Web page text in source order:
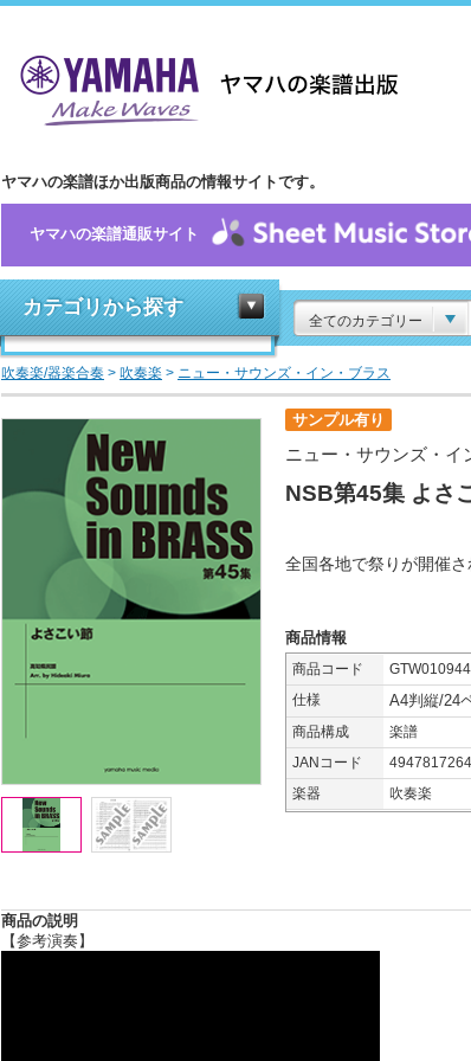
ヤマハの楽譜ほか出版商品の情報サイトです。
ヤマハの楽譜通販サイト
カテゴリから探す
全てのカテゴリー
吹奏楽/器楽合奏 > 吹奏楽 > ニュー・サウンズ・イン・ブラス
サンプル有り
ニュー・サウンズ・イ
NSB第45集 よさ
全国各地で祭りが開催
商品情報
商品コード
仕様
A4判縦/24
商品構成
楽譜
JANコード
楽器
吹奏楽
商品の説明
【参考演奏】